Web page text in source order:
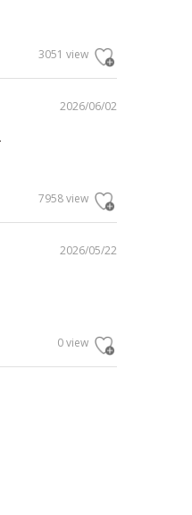
3051 view
2026/06/02
7958 view
2026/05/22
0 view